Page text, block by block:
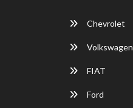
Chevrolet
Volkswagen
FIAT
Ford